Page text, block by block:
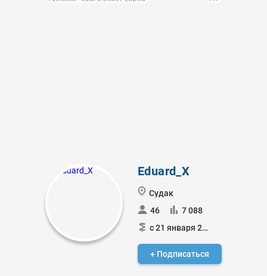
Eduard_X
Судак
46
7 088
с 21 января 2024
+ Подписаться